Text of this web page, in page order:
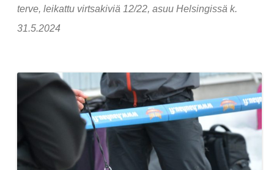
terve, leikattu virtsakiviä 12/22, asuu Helsingissä k.
31.5.2024